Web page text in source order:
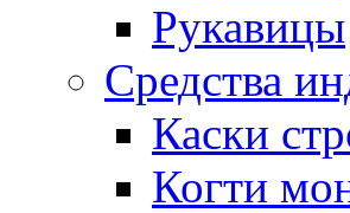
Рукавицы
Средства
Каски
Когти